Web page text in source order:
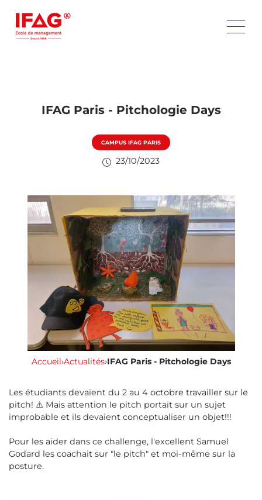
IFAG Paris - Pitchologie Days
CAMPUS IFAG PARIS
23/10/2023
Accueil›Actualités›IFAG Paris - Pitchologie Days
Les étudiants devaient du 2 au 4 octobre travailler sur le
pitch! ⚠️ Mais attention le pitch portait sur un sujet
improbable et ils devaient conceptualiser un objet!!!
Pour les aider dans ce challenge, l'excellent Samuel
Godard les coachait sur "le pitch" et moi-même sur la
posture.